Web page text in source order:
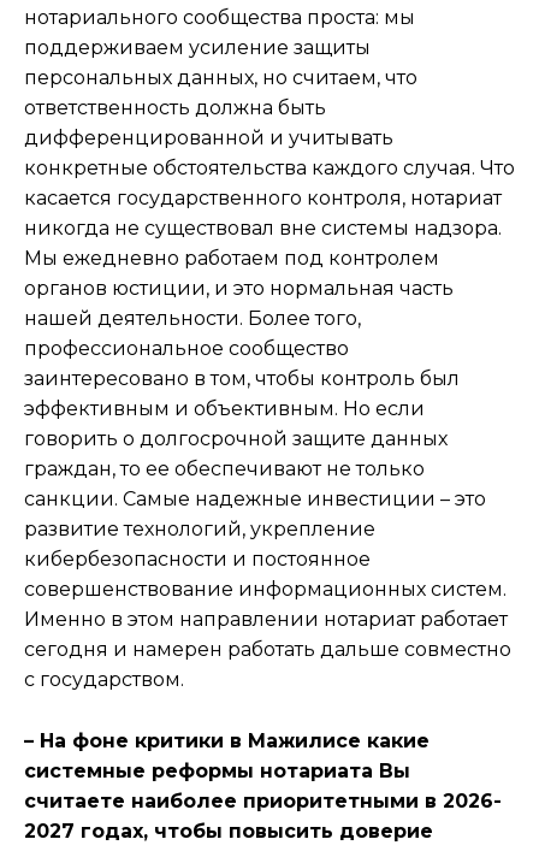
нотариального сообщества проста: мы
поддерживаем усиление защиты
персональных данных, но считаем, что
ответственность должна быть
дифференцированной и учитывать
конкретные обстоятельства каждого случая. Что
касается государственного контроля, нотариат
никогда не существовал вне системы надзора.
Мы ежедневно работаем под контролем
органов юстиции, и это нормальная часть
нашей деятельности. Более того,
профессиональное сообщество
заинтересовано в том, чтобы контроль был
эффективным и объективным. Но если
говорить о долгосрочной защите данных
граждан, то ее обеспечивают не только
санкции. Самые надежные инвестиции – это
развитие технологий, укрепление
кибербезопасности и постоянное
совершенствование информационных систем.
Именно в этом направлении нотариат работает
сегодня и намерен работать дальше совместно
с государством.
– На фоне критики в Мажилисе какие
системные реформы нотариата Вы
считаете наиболее приоритетными в 2026-
2027 годах, чтобы повысить доверие